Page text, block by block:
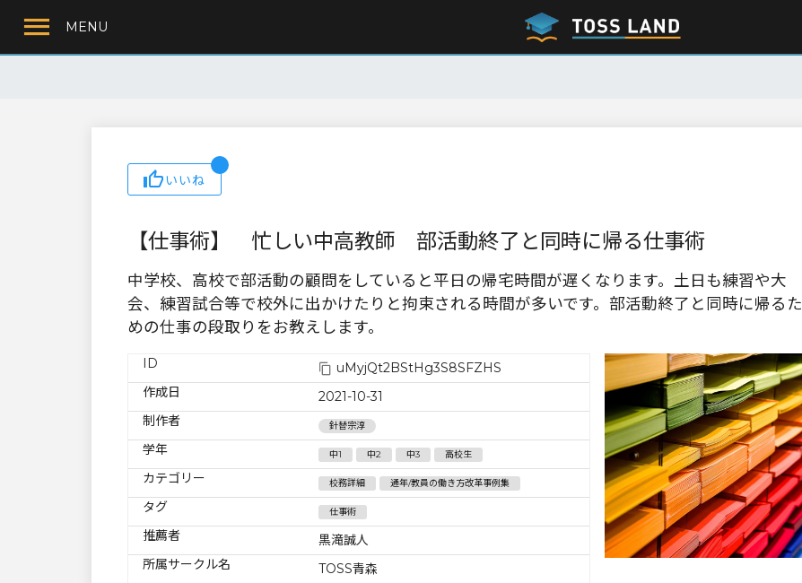
MENU
いいね
【仕事術】 忙しい中高教師 部活動終了と同時に帰る仕事術
中学校、高校で部活動の顧問をしていると平日の帰宅時間が遅くなります。土日も練習や大
会、練習試合等で校外に出かけたりと拘束される時間が多いです。部活動終了と同時に帰るた
めの仕事の段取りをお教えします。
ID
uMyjQt2BStHg3S8SFZHS
作成日
2021-10-31
制作者
針替宗淳
学年 中1 中2 中3 高校生
カテゴリー 校務詳細 通年/教員の働き方改革事例集
タグ 仕事術
推薦者
黒滝誠人
所属サークル名
TOSS青森